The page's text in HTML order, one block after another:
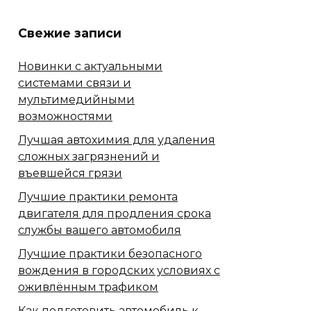
Свежие записи
Новинки с актуальными
системами связи и
мультимедийными
возможностями
Лучшая автохимия для удаления
сложных загрязнений и
въевшейся грязи
Лучшие практики ремонта
двигателя для продления срока
службы вашего автомобиля
Лучшие практики безопасного
вождения в городских условиях с
оживлённым трафиком